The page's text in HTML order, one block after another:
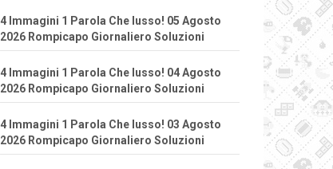
4 Immagini 1 Parola Che lusso! 05 Agosto
2026 Rompicapo Giornaliero Soluzioni
4 Immagini 1 Parola Che lusso! 04 Agosto
2026 Rompicapo Giornaliero Soluzioni
4 Immagini 1 Parola Che lusso! 03 Agosto
2026 Rompicapo Giornaliero Soluzioni